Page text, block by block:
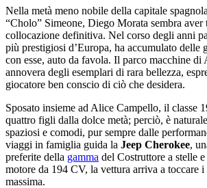
Nella metà meno nobile della capitale
“Cholo” Simeone, Diego Morata sembra aver
collocazione definitiva. Nel corso degli anni
più prestigiosi d’Europa, ha accumulato delle
con esse, auto da favola. Il parco macchine di
annovera degli esemplari di rara bellezza,
giocatore ben conscio di ciò che desidera.
Sposato insieme ad Alice Campello, il classe
quattro figli dalla dolce metà; perciò, è
spaziosi e comodi, pur sempre dalle
viaggi in famiglia guida la Jeep Cherokee,
preferite della gamma del Costruttore a stelle
motore da 194 CV, la vettura arriva a toccare
massima.